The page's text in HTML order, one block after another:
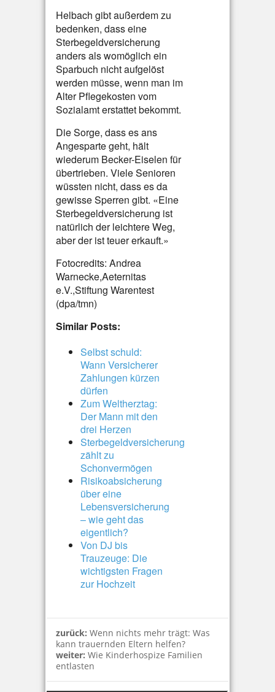
Helbach gibt außerdem zu
bedenken, dass eine
Sterbegeldversicherung
anders als womöglich ein
Sparbuch nicht aufgelöst
werden müsse, wenn man im
Alter Pflegekosten vom
Sozialamt erstattet bekommt.
Die Sorge, dass es ans
Angesparte geht, hält
wiederum Becker-Eiselen für
übertrieben. Viele Senioren
wüssten nicht, dass es da
gewisse Sperren gibt. «Eine
Sterbegeldversicherung ist
natürlich der leichtere Weg,
aber der ist teuer erkauft.»
Fotocredits: Andrea
Warnecke,Aeternitas
e.V.,Stiftung Warentest
(dpa/tmn)
Similar Posts:
Selbst schuld:
Wann Versicherer
Zahlungen kürzen
dürfen
Zum Weltherztag:
Der Mann mit den
drei Herzen
Sterbegeldversicherung
zählt zu
Schonvermögen
Risikoabsicherung
über eine
Lebensversicherung
– wie geht das
eigentlich?
Von DJ bis
Trauzeuge: Die
wichtigsten Fragen
zur Hochzeit
zurück: Wenn nichts mehr trägt: Was
kann trauernden Eltern helfen?
weiter: Wie Kinderhospize Familien
entlasten